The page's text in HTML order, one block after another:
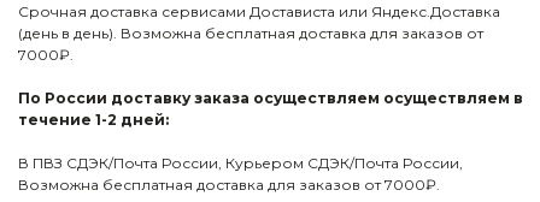
Срочная доставка сервисами Достависта или Яндекс.Доставка
(день в день). Возможна бесплатная доставка для заказов от
7000₽.
По России доставку заказа осуществляем осуществляем в
течение 1-2 дней:
В ПВЗ СДЭК/Почта России, Курьером СДЭК/Почта России,
Возможна бесплатная доставка для заказов от 7000₽.